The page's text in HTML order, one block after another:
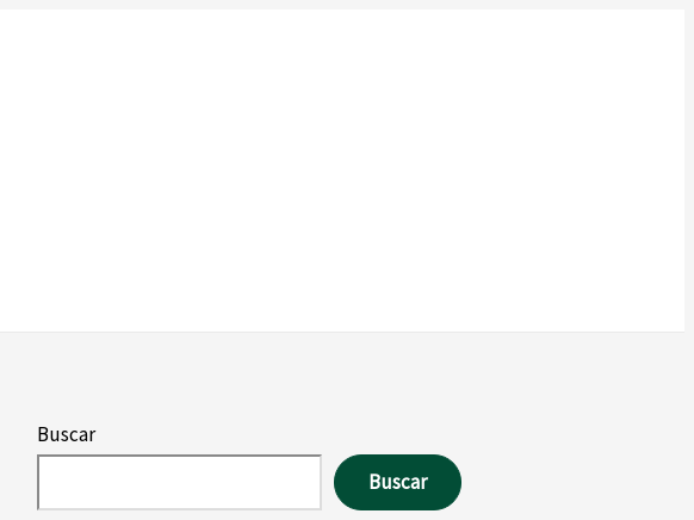
Buscar
Buscar